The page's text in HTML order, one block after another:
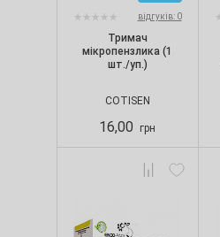
відгуків: 0
Тримач
мікропензлика (1
шт./уп.)
COTISEN
16,00 грн